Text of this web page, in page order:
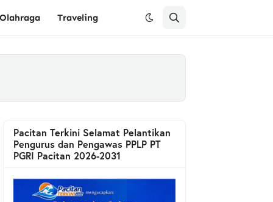
Olahraga Traveling
Pacitan Terkini Selamat Pelantikan
Pengurus dan Pengawas PPLP PT
PGRI Pacitan 2026-2031